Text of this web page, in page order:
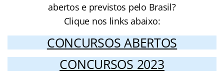
abertos e previstos pelo Brasil?
Clique nos links abaixo:
CONCURSOS ABERTOS
CONCURSOS 2023